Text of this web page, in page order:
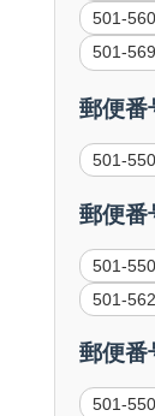
501-
501-
郵便
501-
郵便
501-
501-
郵便
501-